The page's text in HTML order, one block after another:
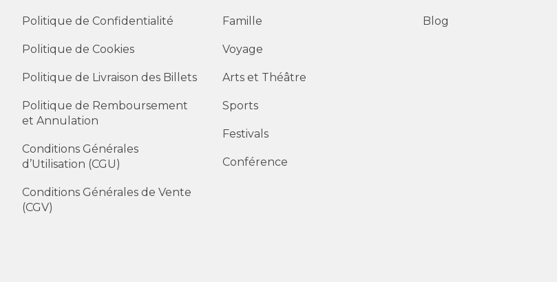
Politique de Confidentialité
Politique de Cookies
Politique de Livraison des Billets
Politique de Remboursement
et Annulation
Conditions Générales
d’Utilisation (CGU)
Conditions Générales de Vente
(CGV)
Famille
Voyage
Arts et Théâtre
Sports
Festivals
Conférence
Blog